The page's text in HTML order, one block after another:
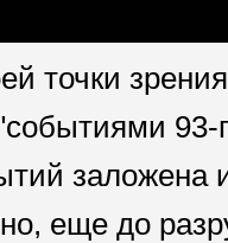
точки
93-
заложена
еще до